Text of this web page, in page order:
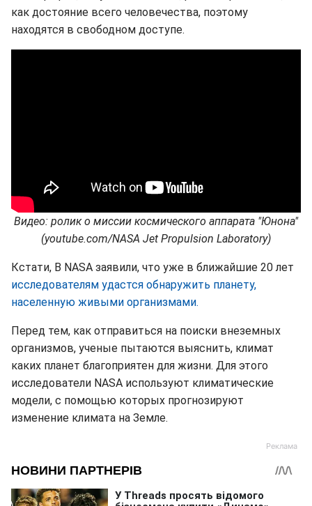
как достояние всего человечества, поэтому
находятся в свободном доступе.
Видео: ролик о миссии космического аппарата "Юнона"
(youtube.com/NASA Jet Propulsion Laboratory)
Кстати, В NASA заявили, что уже в ближайшие 20 лет
исследователям удастся обнаружить планету,
населенную живыми организмами.
Перед тем, как отправиться на поиски внеземных
организмов, ученые пытаются выяснить, климат
каких планет благоприятен для жизни. Для этого
исследователи NASA используют климатические
модели, с помощью которых прогнозируют
изменение климата на Земле.